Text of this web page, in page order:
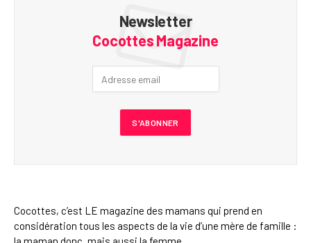
Newsletter
Cocottes Magazine
Cocottes, c’est LE magazine des mamans qui prend en
considération tous les aspects de la vie d’une mère de famille :